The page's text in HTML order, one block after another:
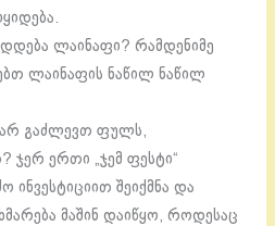
ლაინაფი? რამდენიმე
ლაინაფის ნაწილ ნაწილ
გაძლევთ ფულს,
ჯერ ერთი „ჯემ ფესტი“
ინვესტიციით შეიქმნა და
მაშინ დაიწყო, როდესაც